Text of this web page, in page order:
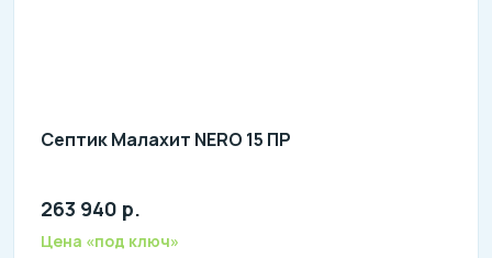
Септик Малахит NERO 15 ПР
Количество человек: 13-15
литров в сутки: 3000
263 940 р.
Цена «под ключ»